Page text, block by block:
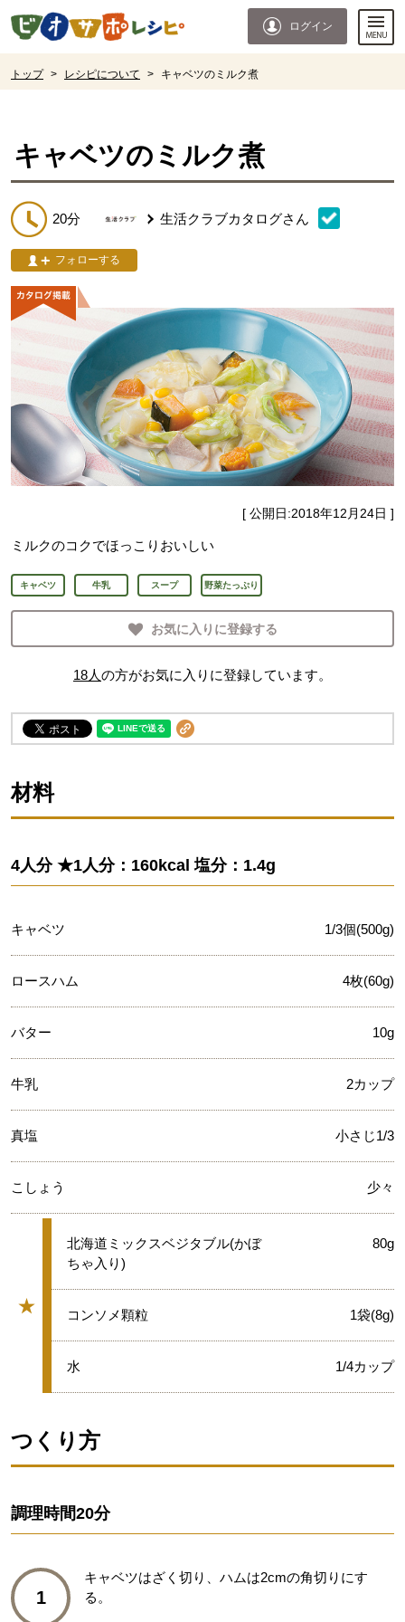
ページの先頭です。
ログイン
トップ > レシピについて > キャベツのミルク煮
キャベツのミルク煮
20分 生活クラブカタログさん
フォローする
[ 公開日:2018年12月24日 ]
ミルクのコクでほっこりおいしい
キャベツ 牛乳 スープ 野菜たっぷり
お気に入りに登録する
18人の方がお気に入りに登録しています。
材料
4人分 ★1人分：160kcal 塩分：1.4g
キャベツ 1/3個(500g)
ロースハム 4枚(60g)
バター 10g
牛乳 2カップ
真塩 小さじ1/3
こしょう 少々
★
グループ
★
北海道ミックスベジタブル(かぼ
ちゃ入り)
80g
★
コンソメ顆粒 1袋(8g)
★
水 1/4カップ
つくり方
調理時間20分
1
キャベツはざく切り、ハムは2cmの角切りにす
る。